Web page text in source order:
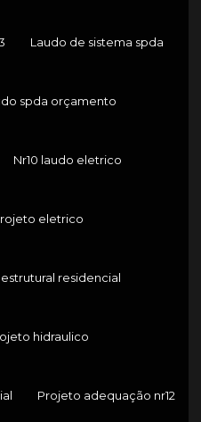
Laudo de sistema spda
spda orçamento
Nr10 laudo eletrico
eletrico
residencial
hidraulico
Projeto adequação nr12